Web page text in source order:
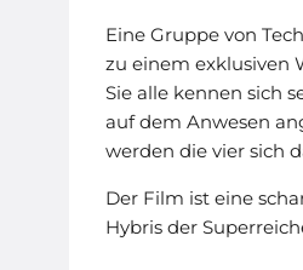
Eine Gruppe von
zu einem exklusiven
Sie alle kennen sich
auf dem Anwesen
werden die vier sich
Der Film ist eine
Hybris der